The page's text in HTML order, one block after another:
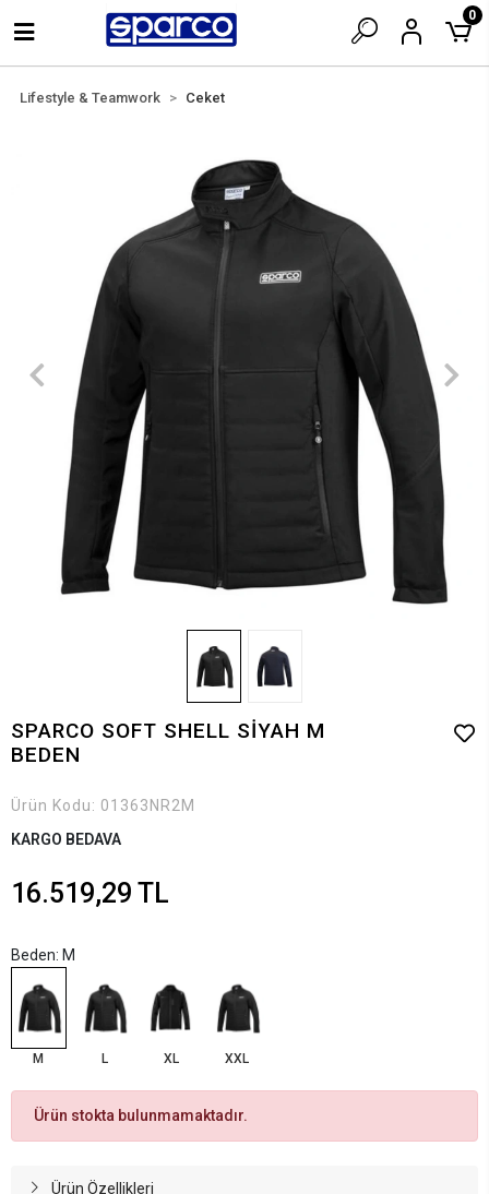
0
Lifestyle & Teamwork Ceket
SPARCO SOFT SHELL SİYAH M
BEDEN
Ürün Kodu: 01363NR2M
KARGO BEDAVA
16.519,29 TL
Beden: M
M L XL XXL
Ürün stokta bulunmamaktadır.
Ürün Özellikleri